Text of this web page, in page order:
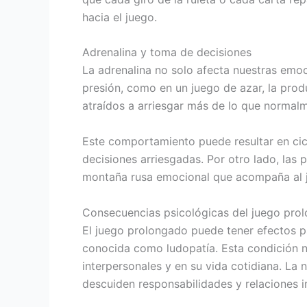
hacia el juego.
Adrenalina y toma de decisiones
La adrenalina no solo afecta nuestras
presión, como en un juego de azar, la
atraídos a arriesgar más de lo que
Este comportamiento puede resultar en
decisiones arriesgadas. Por otro lado, las
montaña rusa emocional que acompaña al
Consecuencias psicológicas del juego
El juego prolongado puede tener efectos
conocida como ludopatía. Esta condición
interpersonales y en su vida cotidiana. La
descuiden responsabilidades y relaciones